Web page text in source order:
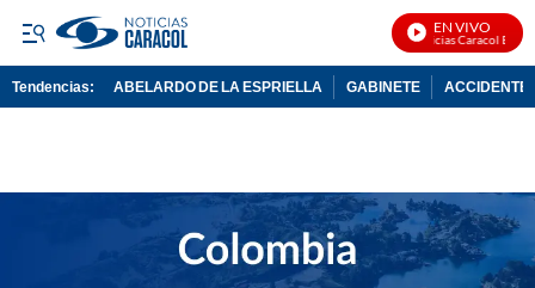
EN VIVO
Noticias Caracol En Vivo
Tendencias: ABELARDO DE LA ESPRIELLA GABINETE ACCIDENTE